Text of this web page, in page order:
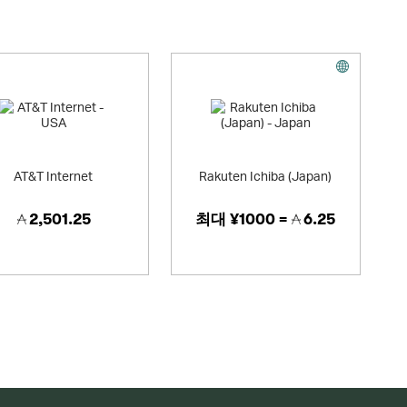
AT&T Internet
2,501.25
Rakuten Ichiba (Japan)
최대 ¥1000 = 6.25